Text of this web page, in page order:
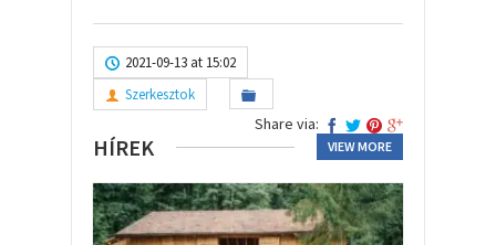
2021-09-13 at 15:02
Szerkesztok
Share via:
HÍREK VIEW MORE